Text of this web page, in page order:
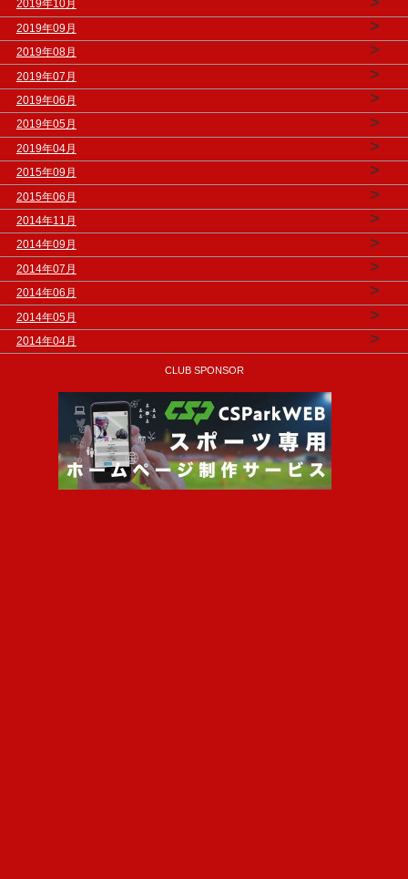
2019年10月
2019年09月 >
2019年08月 >
2019年07月 >
2019年06月 >
2019年05月 >
2019年04月 >
2015年09月 >
2015年06月 >
2014年11月 >
2014年09月 >
2014年07月 >
2014年06月 >
2014年05月 >
2014年04月 >
CLUB SPONSOR